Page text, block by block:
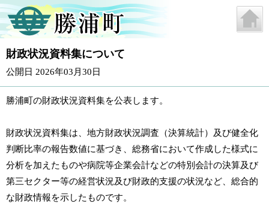
財政状況資料集について
公開日 2026年03月30日
勝浦町の財政状況資料集を公表します。
財政状況資料集は、地方財政状況調査（決算統計）及び健全化
判断比率の報告数値に基づき、総務省において作成した様式に
分析を加えたものや病院等企業会計などの特別会計の決算及び
第三セクター等の経営状況及び財政的支援の状況など、総合的
な財政情報を示したものです。